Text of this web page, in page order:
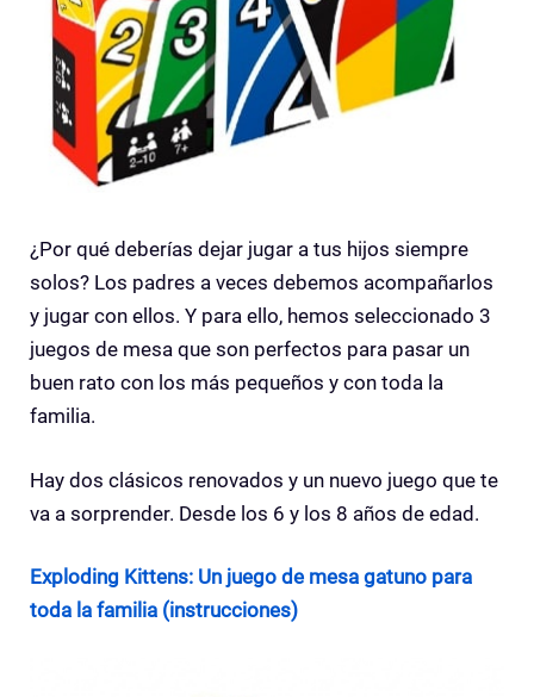
¿Por qué deberías dejar jugar a tus hijos siempre
solos? Los padres a veces debemos acompañarlos
y jugar con ellos. Y para ello, hemos seleccionado 3
juegos de mesa que son perfectos para pasar un
buen rato con los más pequeños y con toda la
familia.
Hay dos clásicos renovados y un nuevo juego que te
va a sorprender. Desde los 6 y los 8 años de edad.
Exploding Kittens: Un juego de mesa gatuno para
toda la familia (instrucciones)